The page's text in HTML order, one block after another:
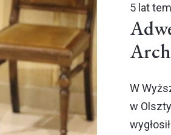
5 lat
W
w